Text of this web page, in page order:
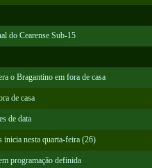
do Cearense Sub-15
o Bragantino em fora de casa
de casa
de data
inicia nesta quarta-feira (26)
programação definida